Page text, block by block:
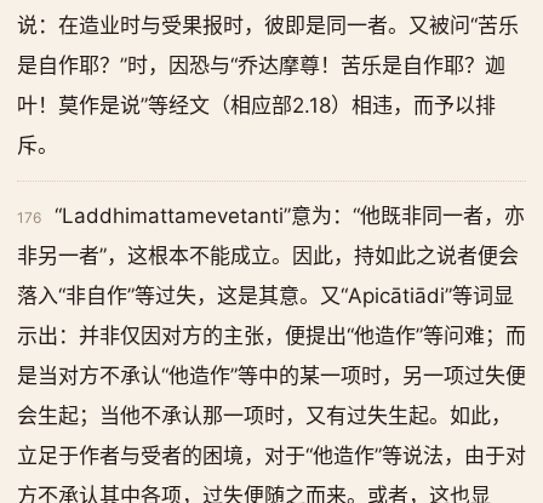
说：在造业时与受果报时，彼即是同一者。又被问“苦乐
是自作耶？”时，因恐与“乔达摩尊！苦乐是自作耶？迦
叶！莫作是说”等经文（相应部2.18）相违，而予以排
斥。
176
“Laddhimattamevetanti”意为：“他既非同一者，亦
非另一者”，这根本不能成立。因此，持如此之说者便会
落入“非自作”等过失，这是其意。又“Apicātiādi”等词显
示出：并非仅因对方的主张，便提出“他造作”等问难；而
是当对方不承认“他造作”等中的某一项时，另一项过失便
会生起；当他不承认那一项时，又有过失生起。如此，
立足于作者与受者的困境，对于“他造作”等说法，由于对
方不承认其中各项，过失便随之而来。或者，这也显